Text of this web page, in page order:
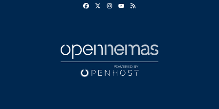
FacebookInstagram